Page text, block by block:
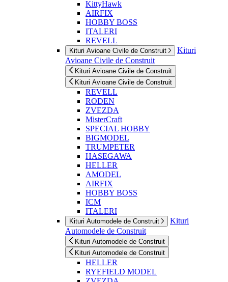
KittyHawk
AIRFIX
HOBBY BOSS
ITALERI
REVELL
Kituri Avioane Civile de Construit
Kituri
Avioane Civile de Construit
Kituri Avioane Civile de Construit
Kituri Avioane Civile de Construit
REVELL
RODEN
ZVEZDA
MisterCraft
SPECIAL HOBBY
BIGMODEL
TRUMPETER
HASEGAWA
HELLER
AMODEL
AIRFIX
HOBBY BOSS
ICM
ITALERI
Kituri Automodele de Construit
Kituri
Automodele de Construit
Kituri Automodele de Construit
Kituri Automodele de Construit
HELLER
RYEFIELD MODEL